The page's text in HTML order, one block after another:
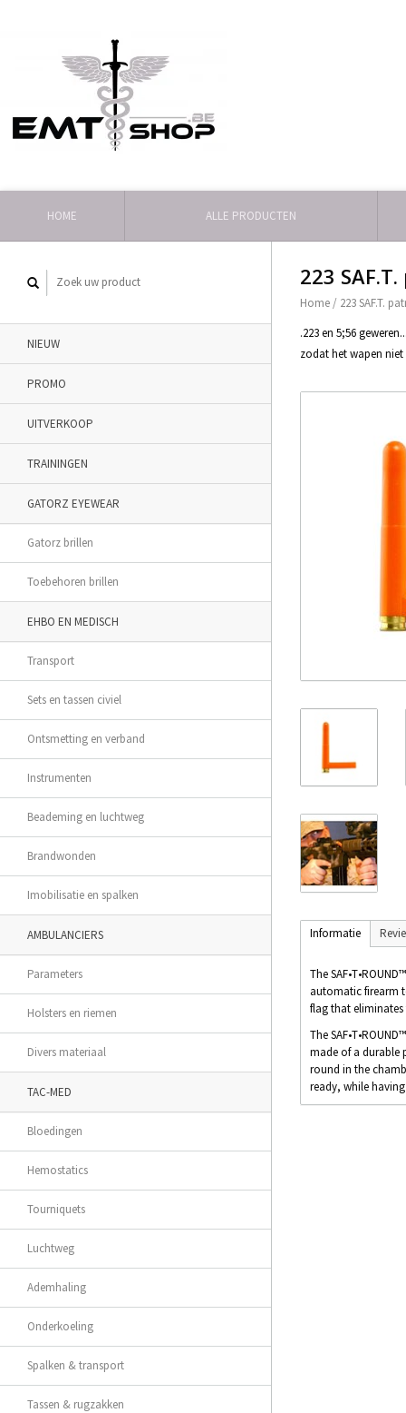
HOME ALLE PRODUCTEN
NIEUW
PROMO
UITVERKOOP
TRAININGEN
GATORZ EYEWEAR
Gatorz brillen
Toebehoren brillen
EHBO EN MEDISCH
Transport
Sets en tassen civiel
Ontsmetting en verband
Instrumenten
Beademing en luchtweg
Brandwonden
Imobilisatie en spalken
AMBULANCIERS
Parameters
Holsters en riemen
Divers materiaal
TAC-MED
Bloedingen
Hemostatics
Tourniquets
Luchtweg
Ademhaling
Onderkoeling
Spalken & transport
Tassen & rugzakken
223
Home / 223 SAF.T.
.223 en 5;56
zodat het wapen
Informatie
The
automatic firearm
flag that
The
made of a durable
round in the
ready, while